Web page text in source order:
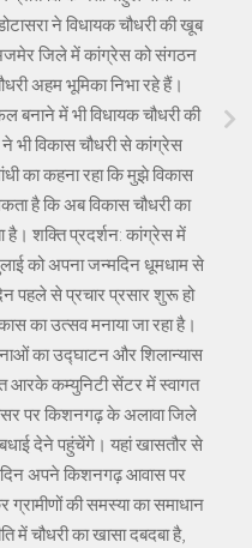
ने विधायक चौधरी की खूब
जिले में कांग्रेस को संगठन
अहम भूमिका निभा रहे हैं।
बनाने में भी विधायक चौधरी की
भी विकास चौधरी से कांग्रेस
का कहना रहा कि मुझे विकास
है कि अब विकास चौधरी का
है। शक्ति प्रदर्शन: कांग्रेस में
को अपना जन्मदिन धूमधाम से
पहले से प्रचार प्रसार शुरू हो
का उत्सव मनाया जा रहा है।
का उद्घाटन और शिलान्यास
आरके कम्युनिटी सेंटर में स्वागत
पर किशनगढ़ के अलावा जिले
बधाई देने पहुंचेंगे। यहां खासतौर से
अपने किशनगढ़ आवास पर
की समस्या का समाधान
में चौधरी का खासा दबदबा है,